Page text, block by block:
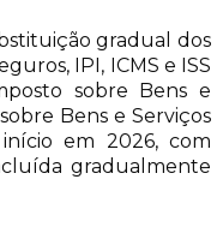
gradual dos
IPI, ICMS e ISS
sobre Bens e
Bens e Serviços
em 2026, com
gradualmente